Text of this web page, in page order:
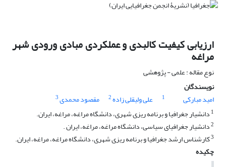
ارزیابی کیفیت کالبدی و عملکردی مبادی ورودی شهر
مراغه
نوع مقاله : علمی - پژوهشی
نویسندگان
امید مبارکی
1 علی ولیقلی زاده2 مقصود محمدی3
1 دانشیار جغرافیا و برنامه ریزی شهری، دانشگاه مراغه، مراغه، ایران.
2دانشیار جغرافیای سیاسی، دانشگاه مراغه، مراغه، ایران .
3کارشناس ارشد جغرافیا و برنامه ریزی شهری، دانشگاه مراغه، مراغه، ایران.
چکیده